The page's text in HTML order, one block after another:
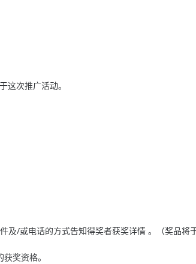
次推广活动。
及/或电话的方式告知得奖者获奖详情 。（奖品将
奖资格。